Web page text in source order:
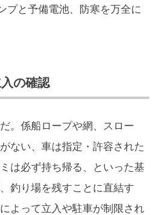
プと予備電池、防寒を万全に
の確認
。係船ロープや網、スロー
ない、車は指定・許容された
は必ず持ち帰る、といった基
釣り場を残すことに直結す
よって立入や駐車が制限され